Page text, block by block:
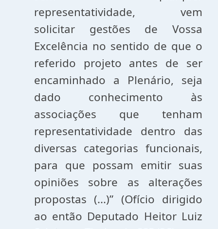
representatividade, vem
solicitar gestões de Vossa
Excelência no sentido de que o
referido projeto antes de ser
encaminhado a Plenário, seja
dado conhecimento às
associações que tenham
representatividade dentro das
diversas categorias funcionais,
para que possam emitir suas
opiniões sobre as alterações
propostas (...)” (Ofício dirigido
ao então Deputado Heitor Luiz